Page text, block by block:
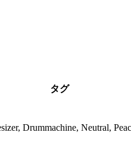
タグ
Drummachine, Neutral,